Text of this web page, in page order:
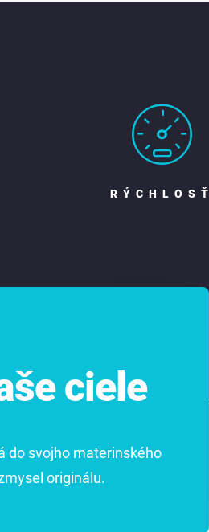
RÝCHLOSŤ
ciele
do svojho materinského
originálu.